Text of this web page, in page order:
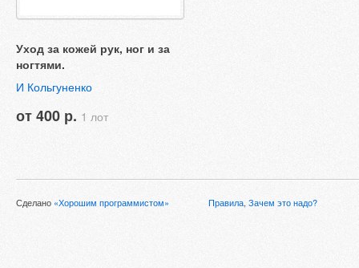
Уход за кожей рук, ног и за
ногтями.
И Кольгуненко
от 400 р. 1 лот
Сделано «Хорошим программистом» Правила, Зачем это надо?